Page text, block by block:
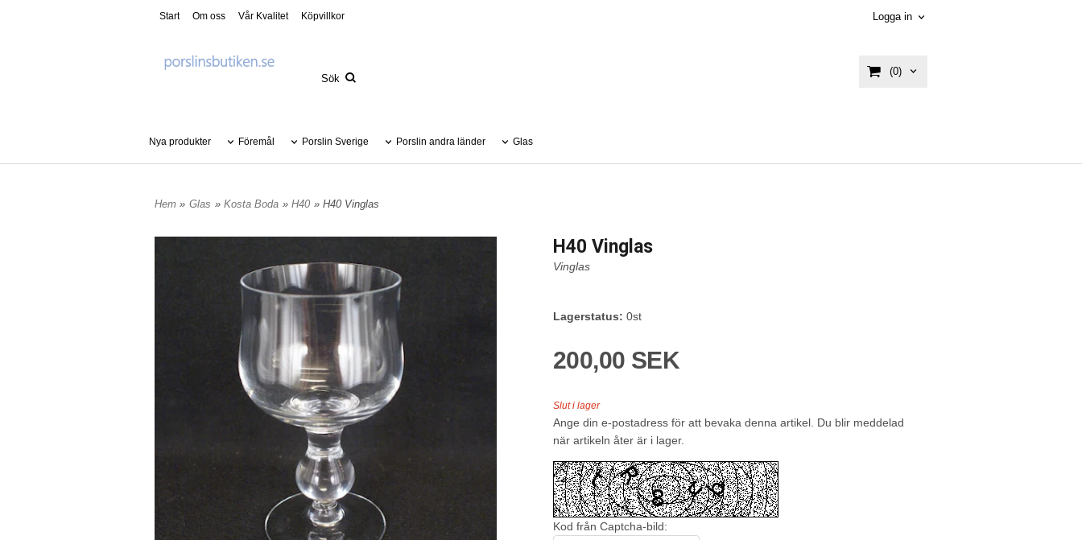
Start Om oss Vår Kvalitet Köpvillkor Logga in
(0)
Nya produkter Föremål Porslin Sverige Porslin andra länder Glas
Hem » Glas » Kosta Boda » H40 » H40 Vinglas
H40 Vinglas
Vinglas
Lagerstatus: 0st
200,00 SEK
Slut i lager
Ange din e-postadress för att bevaka denna artikel. Du blir meddelad
när artikeln åter är i lager.
Kod från Captcha-bild: